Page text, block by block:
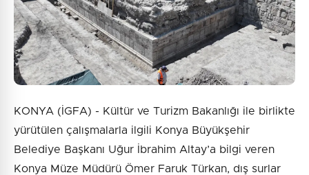
Gönder
KONYA (İGFA) - Kültür ve Turizm Bakanlığı ile birlikte
yürütülen çalışmalarla ilgili Konya Büyükşehir
Belediye Başkanı Uğur İbrahim Altay’a bilgi veren
Konya Müze Müdürü Ömer Faruk Türkan, dış surlar